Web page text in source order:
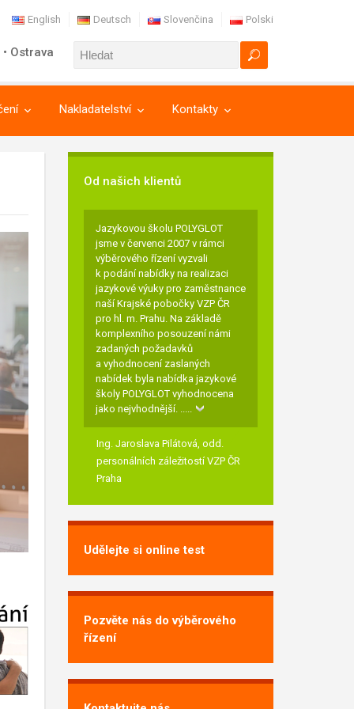
English Deutsch Slovenčina Polski
Ostrava
Nakladatelství Kontakty
Od našich klientů
Jazykovou školu POLYGLOT
jsme v červenci 2007 v rámci
výběrového řízení vyzvali
k podání nabídky na realizaci
jazykové výuky pro zaměstnance
naší Krajské pobočky VZP ČR
pro hl. m. Prahu. Na základě
komplexního posouzení námi
zadaných požadavků
a vyhodnocení zaslaných
nabídek byla nabídka jazykové
školy POLYGLOT vyhodnocena
jako nejvhodnější. .....
Ing. Jaroslava Pilátová, odd.
personálních záležitostí VZP ČR
Praha
Udělejte si online test
Pozvěte nás do výběrového
řízení